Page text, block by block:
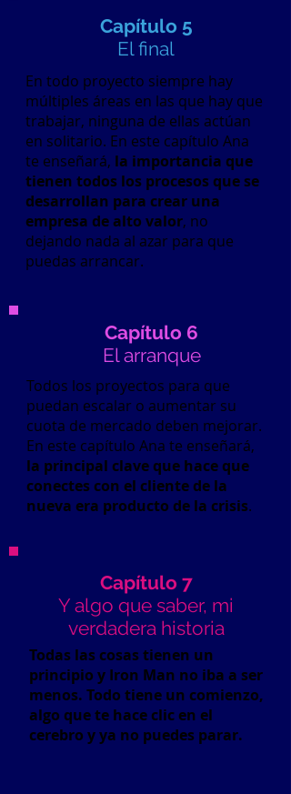
Capítulo 5
El final
En todo proyecto siempre hay
múltiples áreas en las que hay que
trabajar, ninguna de ellas actúan
en solitario. En este capítulo Ana
te enseñará, la importancia que
tienen todos los procesos que se
desarrollan para crear una
empresa de alto valor, no
dejando nada al azar para que
puedas arrancar.
Capítulo 6
El arranque
Todos los proyectos para que
puedan escalar o aumentar su
cuota de mercado deben mejorar.
En este capítulo Ana te enseñará,
la principal clave que hace que
conectes con el cliente de la
nueva era producto de la crisis.
Capítulo 7
Y algo que saber, mi
verdadera historia
Todas las cosas tienen un
principio y Iron Man no iba a ser
menos. Todo tiene un comienzo,
algo que te hace clic en el
cerebro y ya no puedes parar.